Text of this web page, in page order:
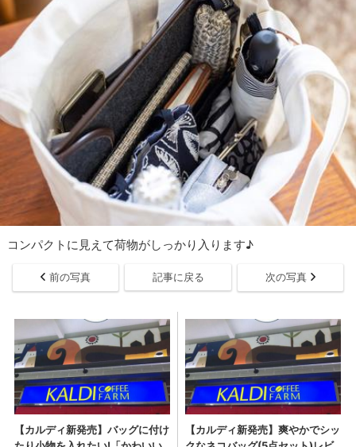
コンパクトに⾒えて荷物がしっかり入ります♪
前の写真 記事に戻る 次の写真